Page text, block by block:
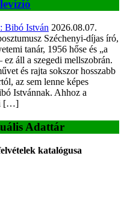
Bibó István 2026.08.07.
Széchenyi-díjas író,
tanár, 1956 hőse és „a
áll a szegedi mellszobrán.
és rajta sokszor hosszabb
az sem lenne képes
Istvánnak. Ahhoz a
[…]
Adattár
katalógusa